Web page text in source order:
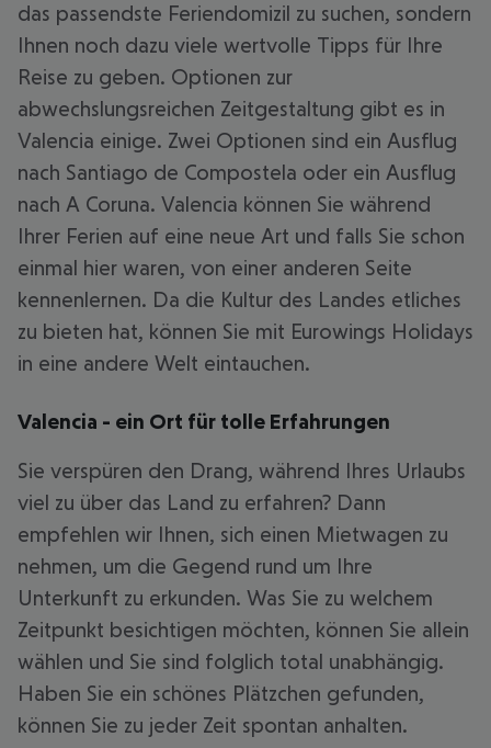
das passendste Feriendomizil zu suchen, sondern
Ihnen noch dazu viele wertvolle Tipps für Ihre
Reise zu geben. Optionen zur
abwechslungsreichen Zeitgestaltung gibt es in
Valencia einige. Zwei Optionen sind ein Ausflug
nach Santiago de Compostela oder ein Ausflug
nach A Coruna. Valencia können Sie während
Ihrer Ferien auf eine neue Art und falls Sie schon
einmal hier waren, von einer anderen Seite
kennenlernen. Da die Kultur des Landes etliches
zu bieten hat, können Sie mit Eurowings Holidays
in eine andere Welt eintauchen.
Valencia - ein Ort für tolle Erfahrungen
Sie verspüren den Drang, während Ihres Urlaubs
viel zu über das Land zu erfahren? Dann
empfehlen wir Ihnen, sich einen Mietwagen zu
nehmen, um die Gegend rund um Ihre
Unterkunft zu erkunden. Was Sie zu welchem
Zeitpunkt besichtigen möchten, können Sie allein
wählen und Sie sind folglich total unabhängig.
Haben Sie ein schönes Plätzchen gefunden,
können Sie zu jeder Zeit spontan anhalten.